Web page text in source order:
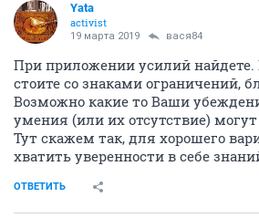
Yata
activist
19 марта 2019 вася84
При приложении усилий найдете.
стоите со знаками ограничений,
Возможно какие то Ваши
умения (или их отсутствие)
Тут скажем так, для хорошего
хватить уверенности в себе
ОТВЕТИТЬ